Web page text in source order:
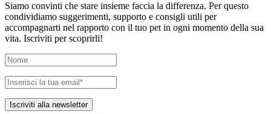
Siamo convinti che stare insieme faccia la differenza. Per questo
condividiamo suggerimenti, supporto e consigli utili per
accompagnarti nel rapporto con il tuo pet in ogni momento della sua
vita. Iscriviti per scoprirli!